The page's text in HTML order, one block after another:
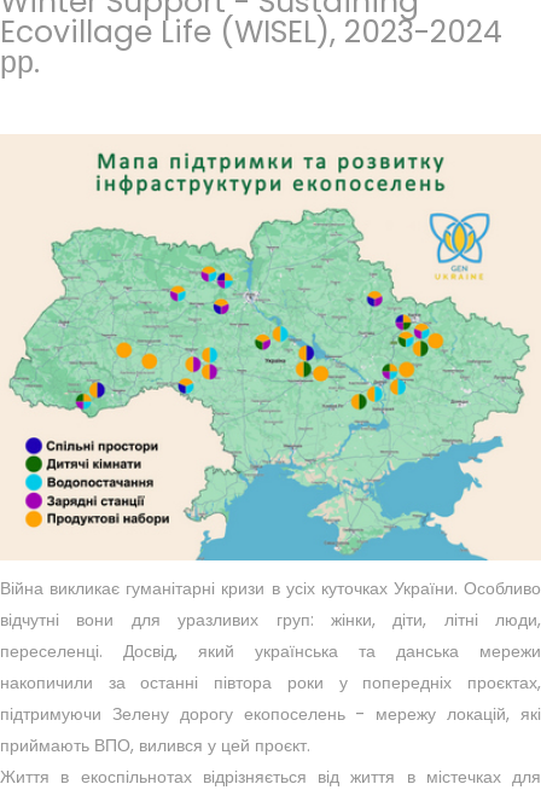
Ecovillage Life (WISEL), 2023-2024
рр.
Війна викликає гуманітарні кризи в усіх куточках України. Особливо
відчутні вони для уразливих груп: жінки, діти, літні люди,
переселенці. Досвід, який українська та данська мережи
накопичили за останні півтора роки у попередніх проєктах,
підтримуючи Зелену дорогу екопоселень - мережу локацій, які
приймають ВПО, вилився у цей проєкт.
Життя в екоспільнотах відрізняється від життя в містечках для